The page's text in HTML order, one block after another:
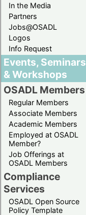
In the Media
Partners
Jobs@OSADL
Logos
Info Request
Events, Seminars
& Workshops
OSADL Members
Regular Members
Associate Members
Academic Members
Employed at OSADL
Member?
Job Offerings at
OSADL Members
Compliance
Services
OSADL Open Source
Policy Template